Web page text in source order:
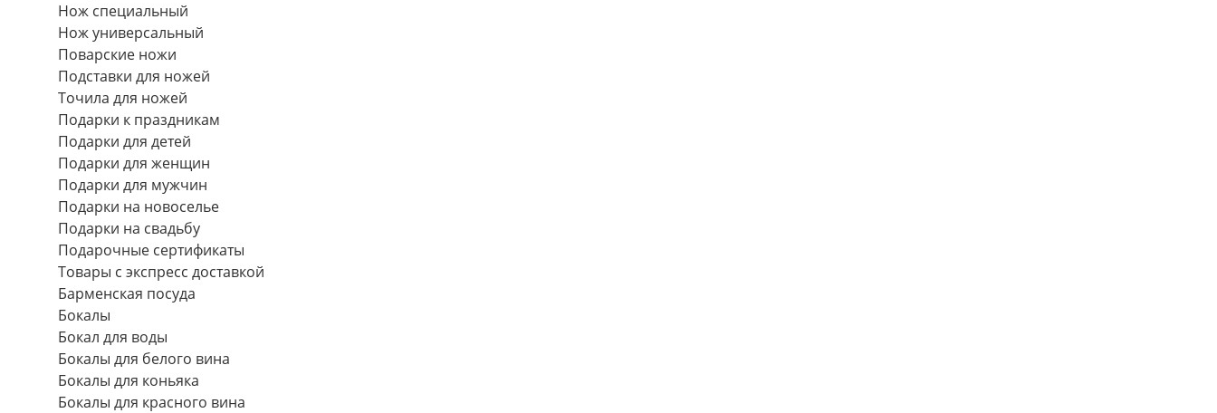
Нож специальный
Нож универсальный
Поварские ножи
Подставки для ножей
Точила для ножей
Подарки к праздникам
Подарки для детей
Подарки для женщин
Подарки для мужчин
Подарки на новоселье
Подарки на свадьбу
Подарочные сертификаты
Товары с экспресс доставкой
Барменская посуда
Бокалы
Бокал для воды
Бокалы для белого вина
Бокалы для коньяка
Бокалы для красного вина